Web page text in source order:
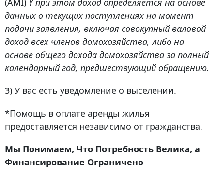
(AMI) Y при этом доход определяется на основе
данных о текущих поступлениях на момент
подачи заявления, включая совокупный валовой
доход всех членов домохозяйства, либо на
основе общего дохода домохозяйства за полный
календарный год, предшествующий обращению.
3) У вас есть уведомление о выселении.
*Помощь в оплате аренды жилья
предоставляется независимо от гражданства.
Мы Понимаем, Что Потребность Велика, а
Финансирование Ограничено